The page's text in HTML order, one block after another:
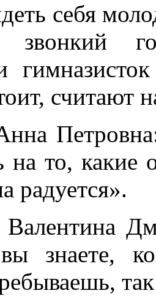
себя
звонкий
считают
на то, какие
радуется».
Валентина
знаете,